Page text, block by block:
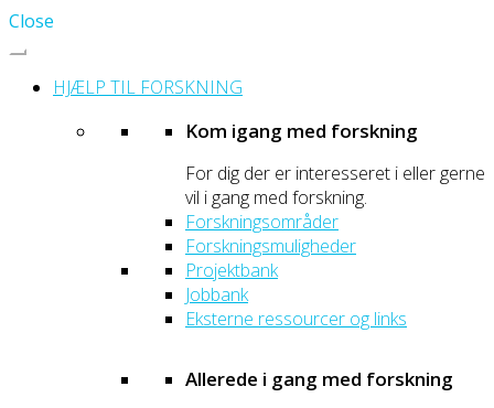
Close
HJÆLP TIL FORSKNING
Kom igang med forskning
For dig der er interesseret i eller gerne
vil i gang med forskning.
Forskningsområder
Forskningsmuligheder
Projektbank
Jobbank
Eksterne ressourcer og links
Allerede i gang med forskning